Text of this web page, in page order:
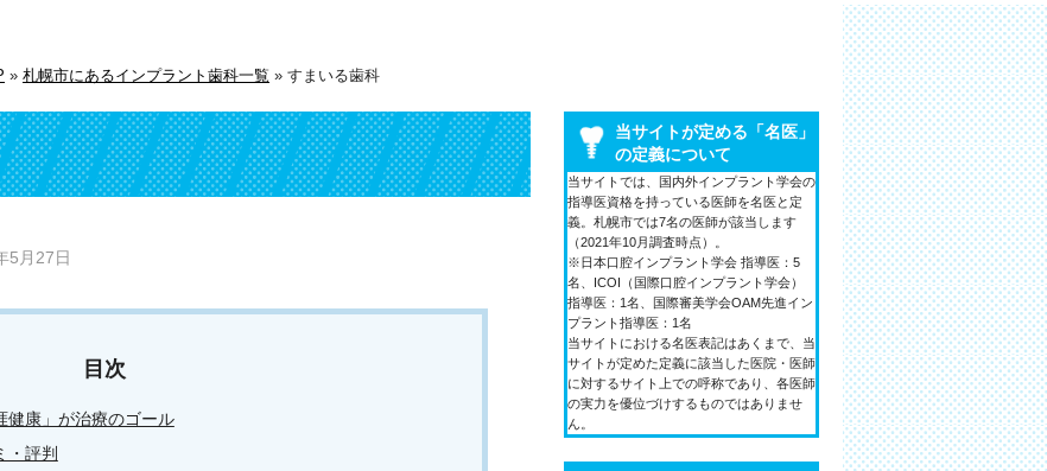
» 札幌市にあるインプラント歯科一覧 » すまいる歯科
5月27日
健康」が治療のゴール
・評判
当サイトが定める「名医」
の定義について
当サイトでは、国内外インプラント学会の
指導医資格を持っている医師を名医と定
義。札幌市では7名の医師が該当します
（2021年10月調査時点）。
※日本口腔インプラント学会 指導医：5
名、ICOI（国際口腔インプラント学会）
指導医：1名、国際審美学会OAM先進イン
プラント指導医：1名
当サイトにおける名医表記はあくまで、当
サイトが定めた定義に該当した医院・医師
に対するサイト上での呼称であり、各医師
の実力を優位づけするものではありませ
ん。